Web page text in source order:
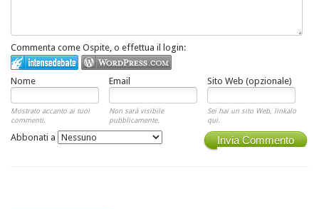
Commenta come Ospite, o effettua il login:
Nome Email Sito Web (opzionale)
Mostrato accanto ai tuoi
commenti.
Non sarà visibile
pubblicamente.
Sei hai un sito Web, linkalo
qui.
Invia Commento
Abbonati a